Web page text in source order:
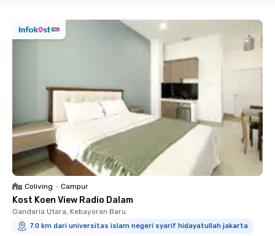
Coliving • Campur
Kost Koen View Radio Dalam
Gandaria Utara, Kebayoran Baru
7.0 km dari universitas islam negeri syarif hidayatullah jakarta